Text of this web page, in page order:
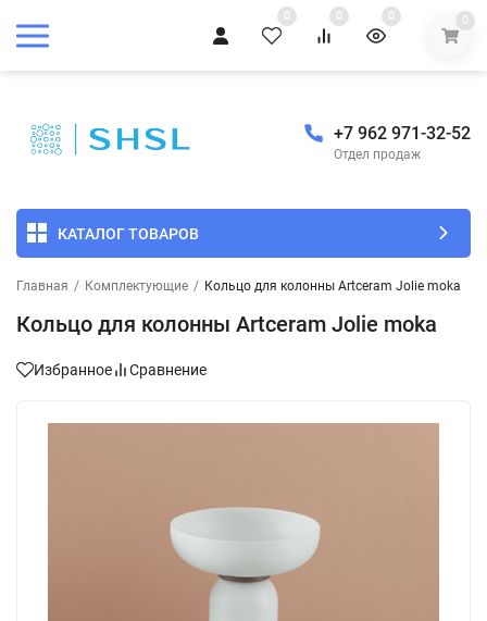
0 0 0 0
+7 962 971-32-52
Отдел продаж
КАТАЛОГ ТОВАРОВ
Главная / Комплектующие / Кольцо для колонны Artceram Jolie moka
Кольцо для колонны Artceram Jolie moka
Избранное Сравнение